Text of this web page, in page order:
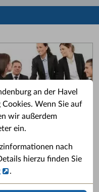
an der Havel
Wenn Sie auf
wir außerdem
ein.
nach
hierzu finden Sie
.